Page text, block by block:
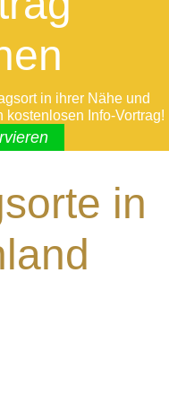
in ihrer Nähe und
Info-Vortrag!
in